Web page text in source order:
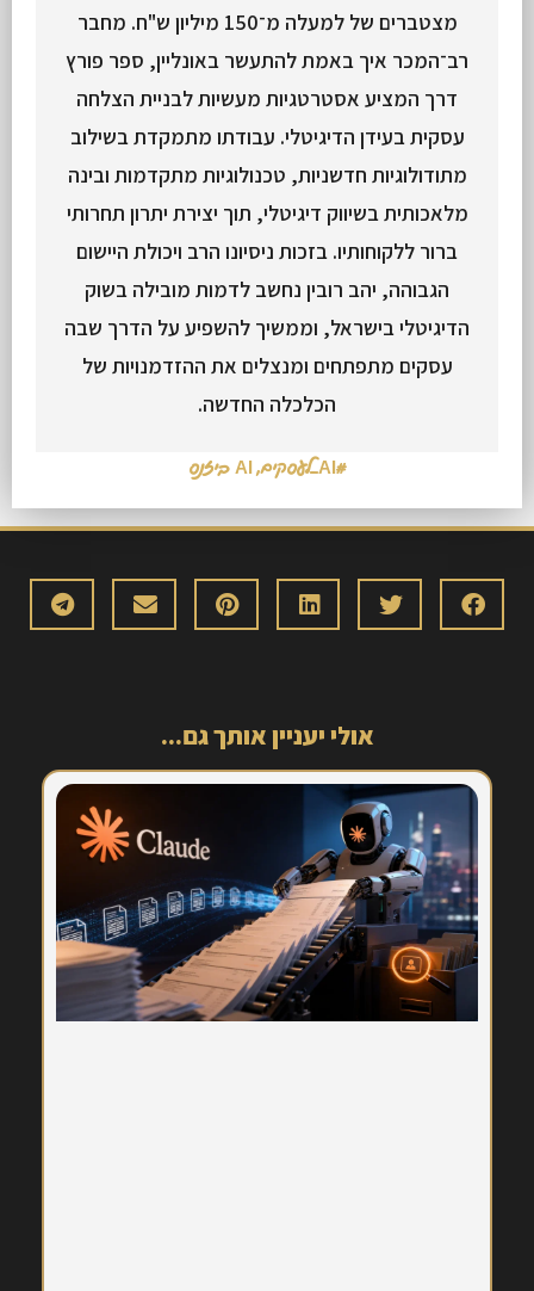
מצטברים של למעלה מ־150 מיליון ש"ח. מחבר
רב־המכר איך באמת להתעשר באונליין, ספר פורץ
דרך המציע אסטרטגיות מעשיות לבניית הצלחה
עסקית בעידן הדיגיטלי. עבודתו מתמקדת בשילוב
מתודולוגיות חדשניות, טכנולוגיות מתקדמות ובינה
מלאכותית בשיווק דיגיטלי, תוך יצירת יתרון תחרותי
ברור ללקוחותיו. בזכות ניסיונו הרב ויכולת היישום
הגבוהה, יהב רובין נחשב לדמות מובילה בשוק
הדיגיטלי בישראל, וממשיך להשפיע על הדרך שבה
עסקים מתפתחים ומנצלים את ההזדמנויות של
הכלכלה החדשה.
#AI_לעסקים ,AI ביזנס
אולי יעניין אותך גם...